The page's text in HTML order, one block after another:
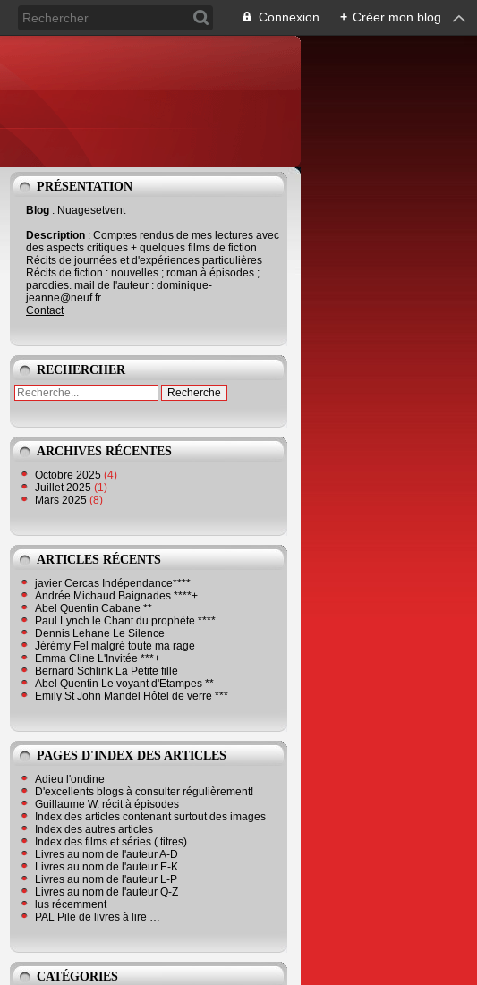
Connexion + Créer mon blog
PRÉSENTATION
Blog : Nuagesetvent
Description : Comptes rendus de mes lectures avec
des aspects critiques + quelques films de fiction
Récits de journées et d'expériences particulières
Récits de fiction : nouvelles ; roman à épisodes ;
parodies. mail de l'auteur : dominique-
jeanne@neuf.fr
Contact
RECHERCHER
ARCHIVES RÉCENTES
Octobre 2025 (4)
Juillet 2025 (1)
Mars 2025 (8)
ARTICLES RÉCENTS
javier Cercas Indépendance****
Andrée Michaud Baignades ****+
Abel Quentin Cabane **
Paul Lynch le Chant du prophète ****
Dennis Lehane Le Silence
Jérémy Fel malgré toute ma rage
Emma Cline L'Invitée ***+
Bernard Schlink La Petite fille
Abel Quentin Le voyant d'Etampes **
Emily St John Mandel Hôtel de verre ***
PAGES D'INDEX DES ARTICLES
Adieu l'ondine
D'excellents blogs à consulter régulièrement!
Guillaume W. récit à épisodes
Index des articles contenant surtout des images
Index des autres articles
Index des films et séries ( titres)
Livres au nom de l'auteur A-D
Livres au nom de l'auteur E-K
Livres au nom de l'auteur L-P
Livres au nom de l'auteur Q-Z
lus récemment
PAL Pile de livres à lire …
CATÉGORIES